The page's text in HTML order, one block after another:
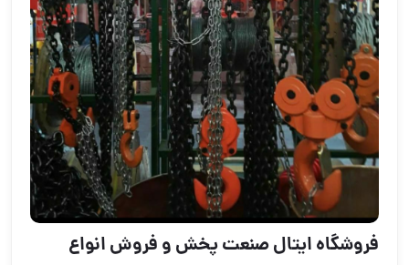
فروشگاه ایتال صنعت پخش و فروش انواع